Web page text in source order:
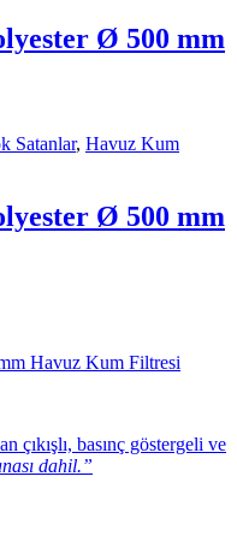
Ø 500 mm
Satanlar, Havuz Kum
Ø 500 mm
Havuz Kum Filtresi
çıkışlı, basınç göstergeli ve
dahil.”